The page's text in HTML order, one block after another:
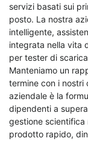
servizi basati sui
posto. La nostra
intelligente,
integrata nella vita
per tester di
Manteniamo un
termine con i nostri
aziendale è la
dipendenti a
gestione scientifica
prodotto rapido,